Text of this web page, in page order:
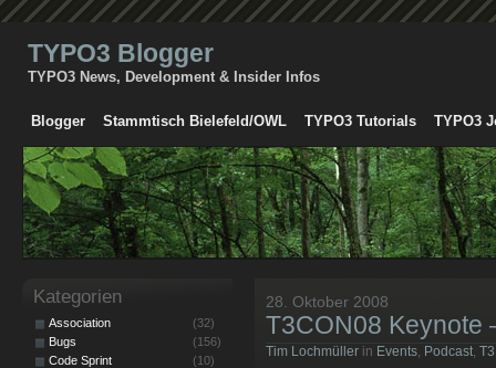
TYPO3 Blogger
TYPO3 News, Development & Insider Infos
Blogger Stammtisch Bielefeld/OWL TYPO3 Tutorials TYPO3
28. Oktober 2008
T3CON08 Keynote
Tim Lochmüller in Events, Podcast,
Kategorien
Association
(32)
Bugs
(156)
Code Sprint
(10)